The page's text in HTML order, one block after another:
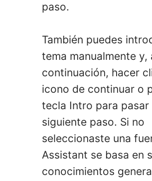
paso.
También puedes
tema manualmente y,
continuación, hacer
icono de continuar o
tecla Intro para pasar
siguiente paso. Si no
seleccionaste una
Assistant se basa en
conocimientos